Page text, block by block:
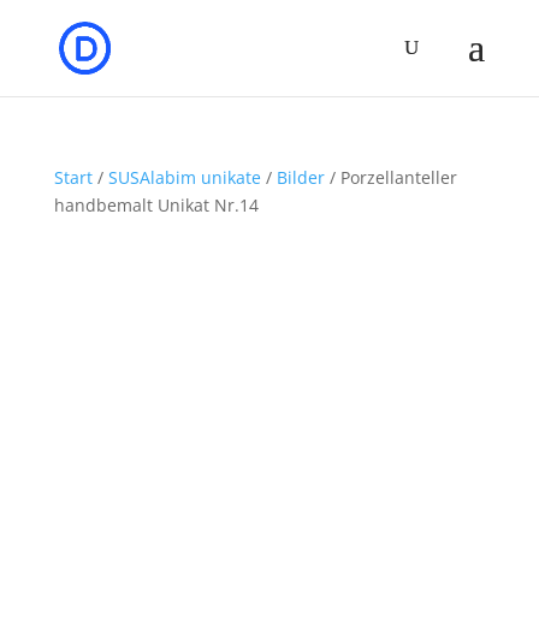
Start/ SUSAlabim unikate/ Bilder/ Porzellanteller
handbemalt Unikat Nr.14